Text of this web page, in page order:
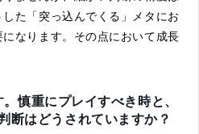
た「突っ込んでくる」メタにお
なります。その点において成長
慎重にプレイすべき時と、
断はどうされていますか？